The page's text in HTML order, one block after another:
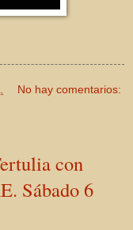
No hay comentarios:
con
Sábado 6